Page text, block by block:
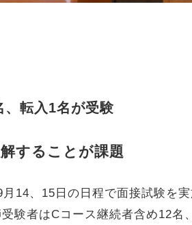
、転入1名が受験
することが課題
14、15日の日程で面接試験を
験者はCコース継続者含め12名